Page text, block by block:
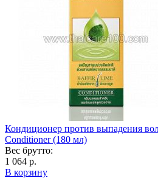
Кондиционер против выпадения
Conditioner (180 мл)
Вес брутто:
1 064 р.
В корзину